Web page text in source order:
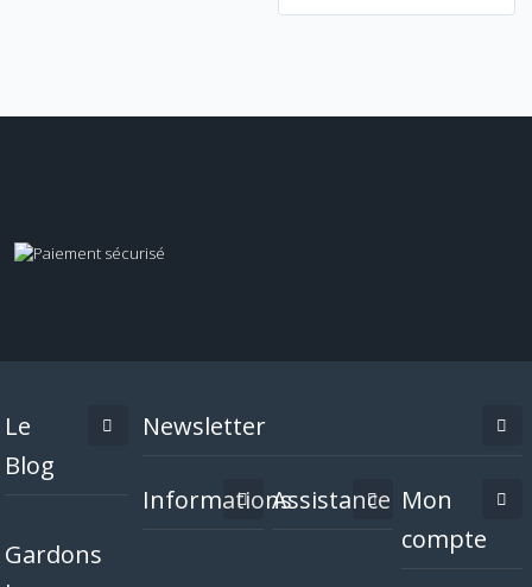
Le
Blog
Gardons
Newsletter
InformationsAssistance Mon
compte